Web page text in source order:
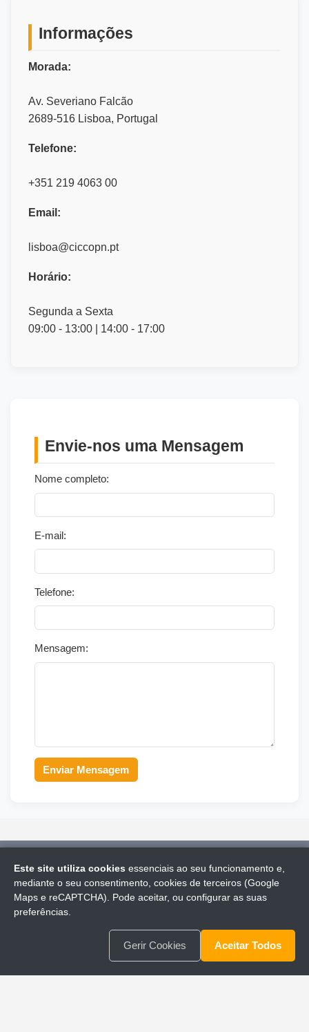
Informações
Morada:
Av. Severiano Falcão
2689-516 Lisboa, Portugal
Telefone:
+351 219 4063 00
Email:
lisboa@ciccopn.pt
Horário:
Segunda a Sexta
09:00 - 13:00 | 14:00 - 17:00
Envie-nos uma Mensagem
Nome completo:
E-mail:
Telefone:
Mensagem:
Enviar Mensagem
© 2026 CICCOPN - Academia Lisboa(ASI|LFO). Todos os
direitos reservados.
|
Política de Cookies | Política de Privacidade |
Termos de
Este site utiliza cookies essenciais ao seu funcionamento e,
mediante o seu consentimento, cookies de terceiros (Google
Maps e reCAPTCHA). Pode aceitar, ou configurar as suas
preferências.
Gerir Cookies Aceitar Todos